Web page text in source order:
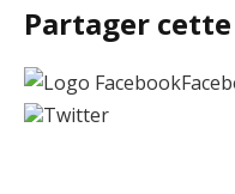
Partager
Twitter